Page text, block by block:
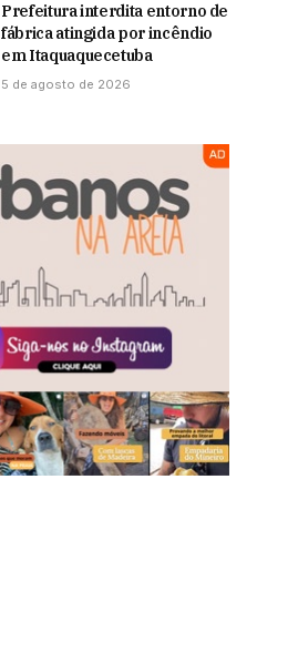
Prefeitura interdita entorno de
fábrica atingida por incêndio
em Itaquaquecetuba
5 de agosto de 2026